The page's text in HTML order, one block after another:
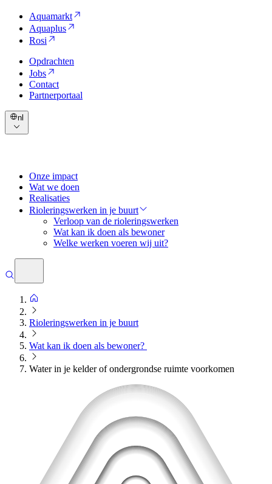
Aquamarkt
Aquaplus
Rosi
Opdrachten
Jobs
Contact
Partnerportaal
nl
Onze impact
Wat we doen
Realisaties
Rioleringswerken in je buurt
Verloop van de rioleringswerken
Wat kan ik doen als bewoner
Welke werken voeren wij uit?
Rioleringswerken in je buurt
Wat kan ik doen als bewoner?
Water in je kelder of ondergrondse ruimte voorkomen